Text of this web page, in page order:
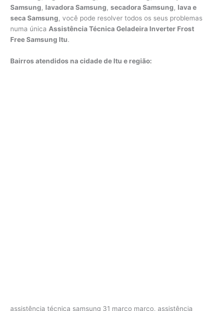
Samsung, lavadora Samsung,secadora Samsung, lava e
seca Samsung, você pode resolver todos os seus problemas
numa únicaAssistência Técnica Geladeira Inverter Frost
Free Samsung Itu.
Bairros atendidos na cidade de Itu e região:
assistência técnica samsung 31 marco marco, assistência